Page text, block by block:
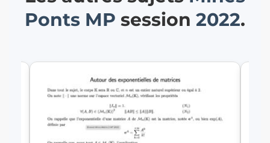
Ponts MP session 2022.